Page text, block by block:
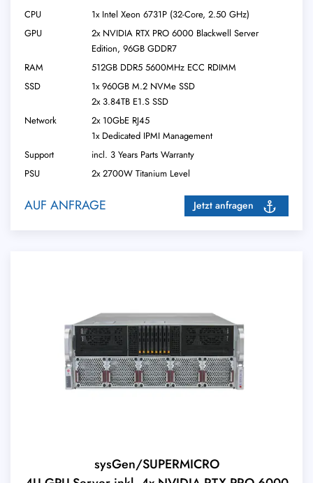
CPU
1x Intel Xeon 6731P (32-Core, 2.50 GHz)
GPU
2x NVIDIA RTX PRO 6000 Blackwell Server
Edition, 96GB GDDR7
RAM
512GB DDR5 5600MHz ECC RDIMM
SSD
1x 960GB M.2 NVMe SSD
2x 3.84TB E1.S SSD
Network
2x 10GbE RJ45
1x Dedicated IPMI Management
Support
incl. 3 Years Parts Warranty
PSU
2x 2700W Titanium Level
AUF ANFRAGE Jetzt anfragen
sysGen/SUPERMICRO